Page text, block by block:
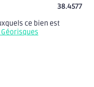
38.4577
ce bien est